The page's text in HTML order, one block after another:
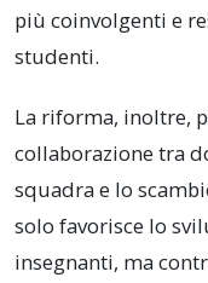
più coinvolgenti e
studenti.
La riforma, inoltre,
collaborazione tra
squadra e lo
solo favorisce lo
insegnanti, ma